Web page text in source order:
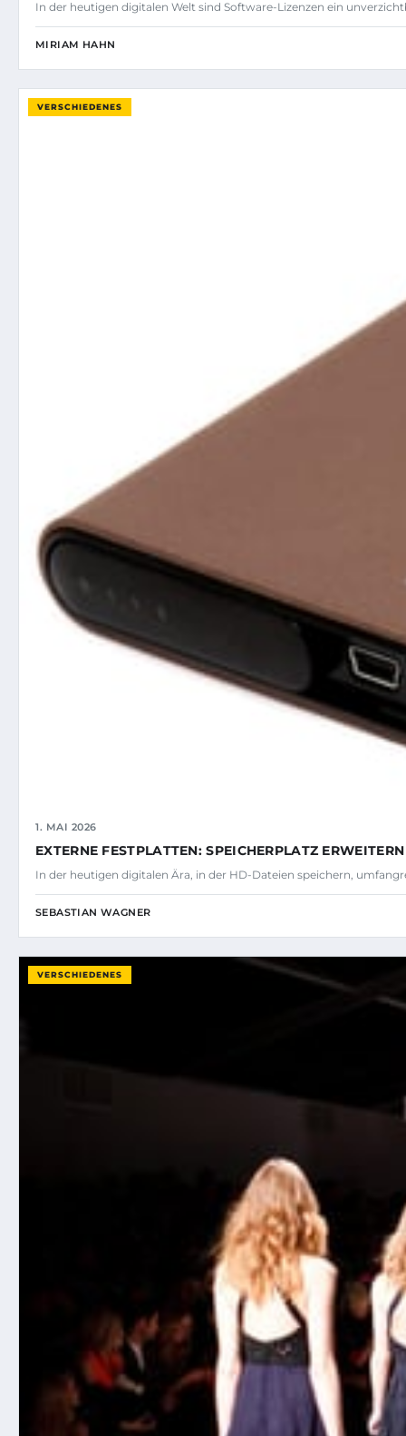
In der heutigen digitalen Welt sind Software-Lizenzen ein
MIRIAM HAHN
VERSCHIEDENES
1. MAI 2026
EXTERNE FESTPLATTEN: SPEICHERPLATZ ERWEITERN
In der heutigen digitalen Ära, in der HD-Dateien speichern,
SEBASTIAN WAGNER
VERSCHIEDENES